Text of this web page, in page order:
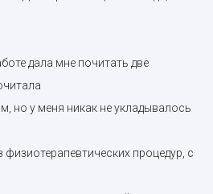
дала мне почитать две
но у меня никак не укладывалось
физиотерапевтических процедур, с